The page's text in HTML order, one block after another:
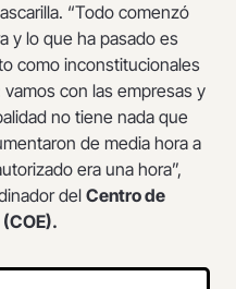
“Todo comenzó
y lo que ha pasado es
como inconstitucionales
con las empresas y
no tiene nada que
de media hora a
era una hora”,
del Centro de